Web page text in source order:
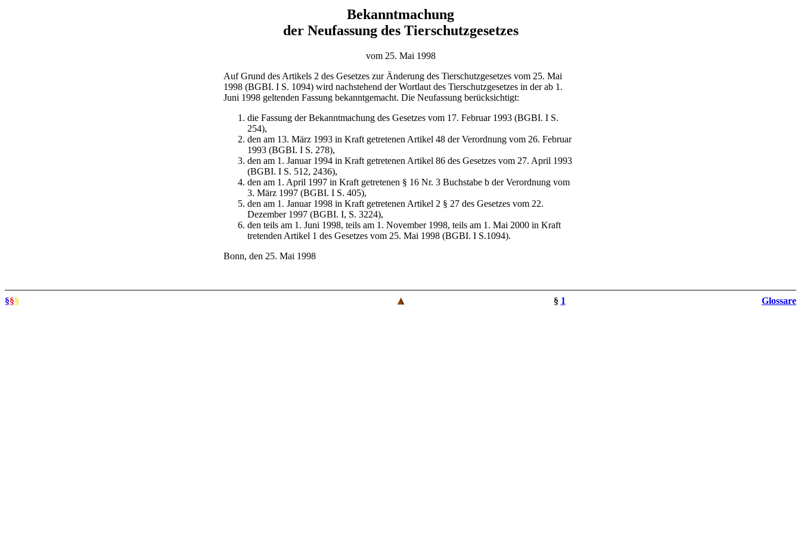
Bekanntmachung
der Neufassung des Tierschutzgesetzes
vom 25. Mai 1998
Auf Grund des Artikels 2 des Gesetzes zur Änderung des Tierschutzgesetzes vom 25. Mai
1998 (BGBI. I S. 1094) wird nachstehend der Wortlaut des Tierschutzgesetzes in der ab 1.
Juni 1998 geltenden Fassung bekanntgemacht. Die Neufassung berücksichtigt:
die Fassung der Bekanntmachung des Gesetzes vom 17. Februar 1993 (BGBI. I S.
254),
den am 13. März 1993 in Kraft getretenen Artikel 48 der Verordnung vom 26. Februar
1993 (BGBI. I S. 278),
den am 1. Januar 1994 in Kraft getretenen Artikel 86 des Gesetzes vom 27. April 1993
(BGBI. I S. 512, 2436),
den am 1. April 1997 in Kraft getretenen § 16 Nr. 3 Buchstabe b der Verordnung vom
3. März 1997 (BGBI. I S. 405),
den am 1. Januar 1998 in Kraft getretenen Artikel 2 § 27 des Gesetzes vom 22.
Dezember 1997 (BGBI. I, S. 3224),
den teils am 1. Juni 1998, teils am 1. November 1998, teils am 1. Mai 2000 in Kraft
tretenden Artikel 1 des Gesetzes vom 25. Mai 1998 (BGBI. I S.1094).
Bonn, den 25. Mai 1998
§§§ § 1 Glossare